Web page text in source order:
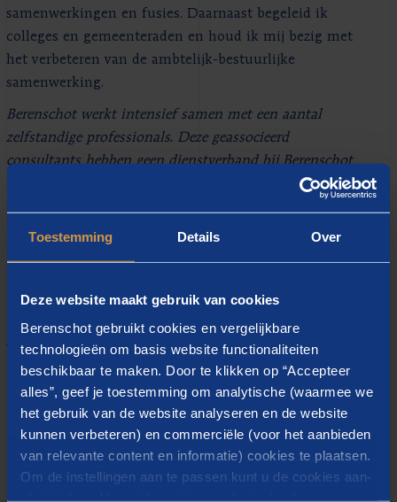
Toestemming Details Over
Deze website maakt gebruik van cookies
Berenschot gebruikt cookies en vergelijkbare
technologieën om basis website functionaliteiten
beschikbaar te maken. Door te klikken op “Accepteer
alles”, geef je toestemming om analytische (waarmee we
het gebruik van de website analyseren en de website
kunnen verbeteren) en commerciële (voor het aanbieden
van relevante content en informatie) cookies te plaatsen.
Om de instellingen aan te passen kunt u de cookies aan-
samenwerkingen en fusies. Daarnaast begeleid ik
colleges en gemeenteraden en houd ik mij bezig met
het verbeteren van de ambtelijk-bestuurlijke
samenwerking.
Berenschot werkt intensief samen met een aantal
zelfstandige professionals. Deze geassocieerd
consultants hebben geen dienstverband bij Berenschot
maar zijn wel nauw betrokken bij Berenschot. Zij
vanwege hun specifieke kennis en vaardigheden.
Gerelateerde inzichten
Case
Begeleiding
totstandkomingsproces
Strategische Agenda